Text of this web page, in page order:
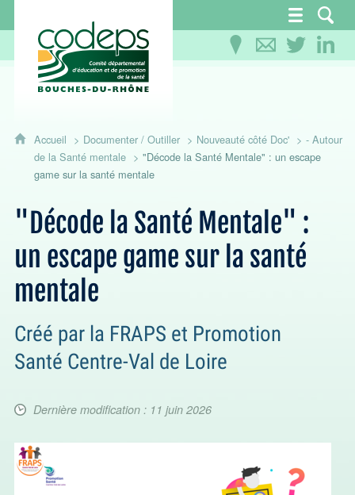
CoDEPS 13 - Comité départemental
Accueil Documenter / Outiller Nouveauté côté Doc'
- Autour
de la Santé mentale
"Décode la Santé Mentale" : un escape
game sur la santé mentale
"Décode la Santé Mentale" :
un escape game sur la santé
mentale
Créé par la FRAPS et Promotion
Santé Centre-Val de Loire
Dernière modification : 11 juin 2026